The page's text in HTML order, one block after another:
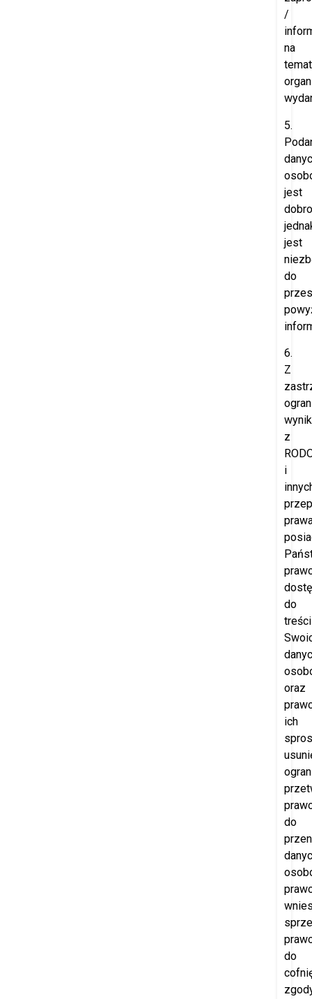
/
na
temat
5.
jest
jest
do
6.
Z
z
i
do
treści
oraz
ich
do
do